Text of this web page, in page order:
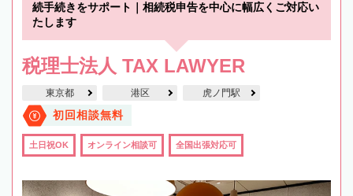
続手続きをサポート｜相続税申告を中心に幅広くご対応い
たします
税理士法人 TAX LAWYER
東京都 港区 虎ノ門駅
初回相談無料
土日祝OK オンライン相談可 全国出張対応可